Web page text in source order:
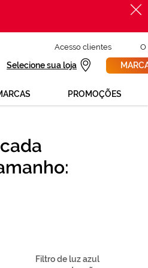
Acesso clientes O
Selecione sua loja
PROMOÇÕES
óculos?
114 297
Filtro de luz azul